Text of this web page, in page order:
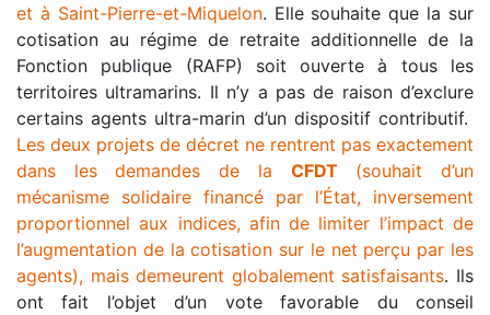
et à Saint-Pierre-et-Miquelon. Elle souhaite que la sur
cotisation au régime de retraite additionnelle de la
Fonction publique (RAFP) soit ouverte à tous les
territoires ultramarins. Il n’y a pas de raison d’exclure
certains agents ultra-marin d’un dispositif contributif.
Les deux projets de décret ne rentrent pas exactement
dans les demandes de la CFDT(souhait d’un
mécanisme solidaire financé par l’État, inversement
proportionnel aux indices, afin de limiter l’impact de
l’augmentation de la cotisation sur le net perçu par les
agents), mais demeurent globalement satisfaisants. Ils
ont fait l’objet d’un vote favorable du conseil